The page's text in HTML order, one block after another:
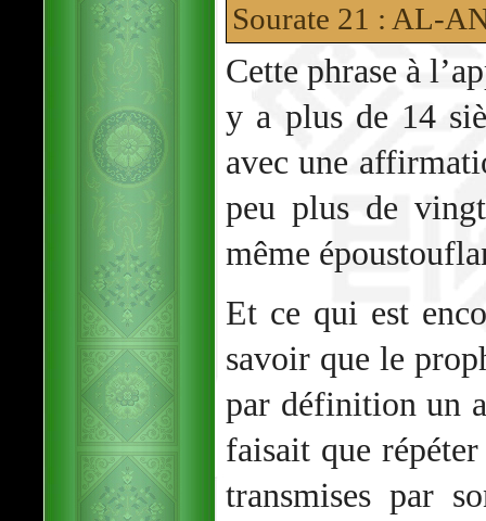
Sourate 21 : AL-
Cette phrase à
y a plus de 14
avec une
peu plus de
même
Et ce qui est
savoir que le
par définition un
faisait que
transmises par